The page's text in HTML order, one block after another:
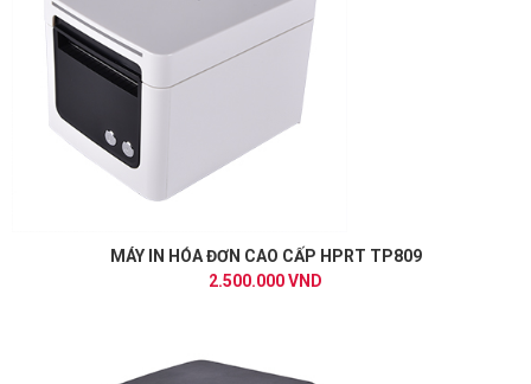
MÁY IN HÓA ĐƠN CAO CẤP HPRT TP809
2.500.000 VND